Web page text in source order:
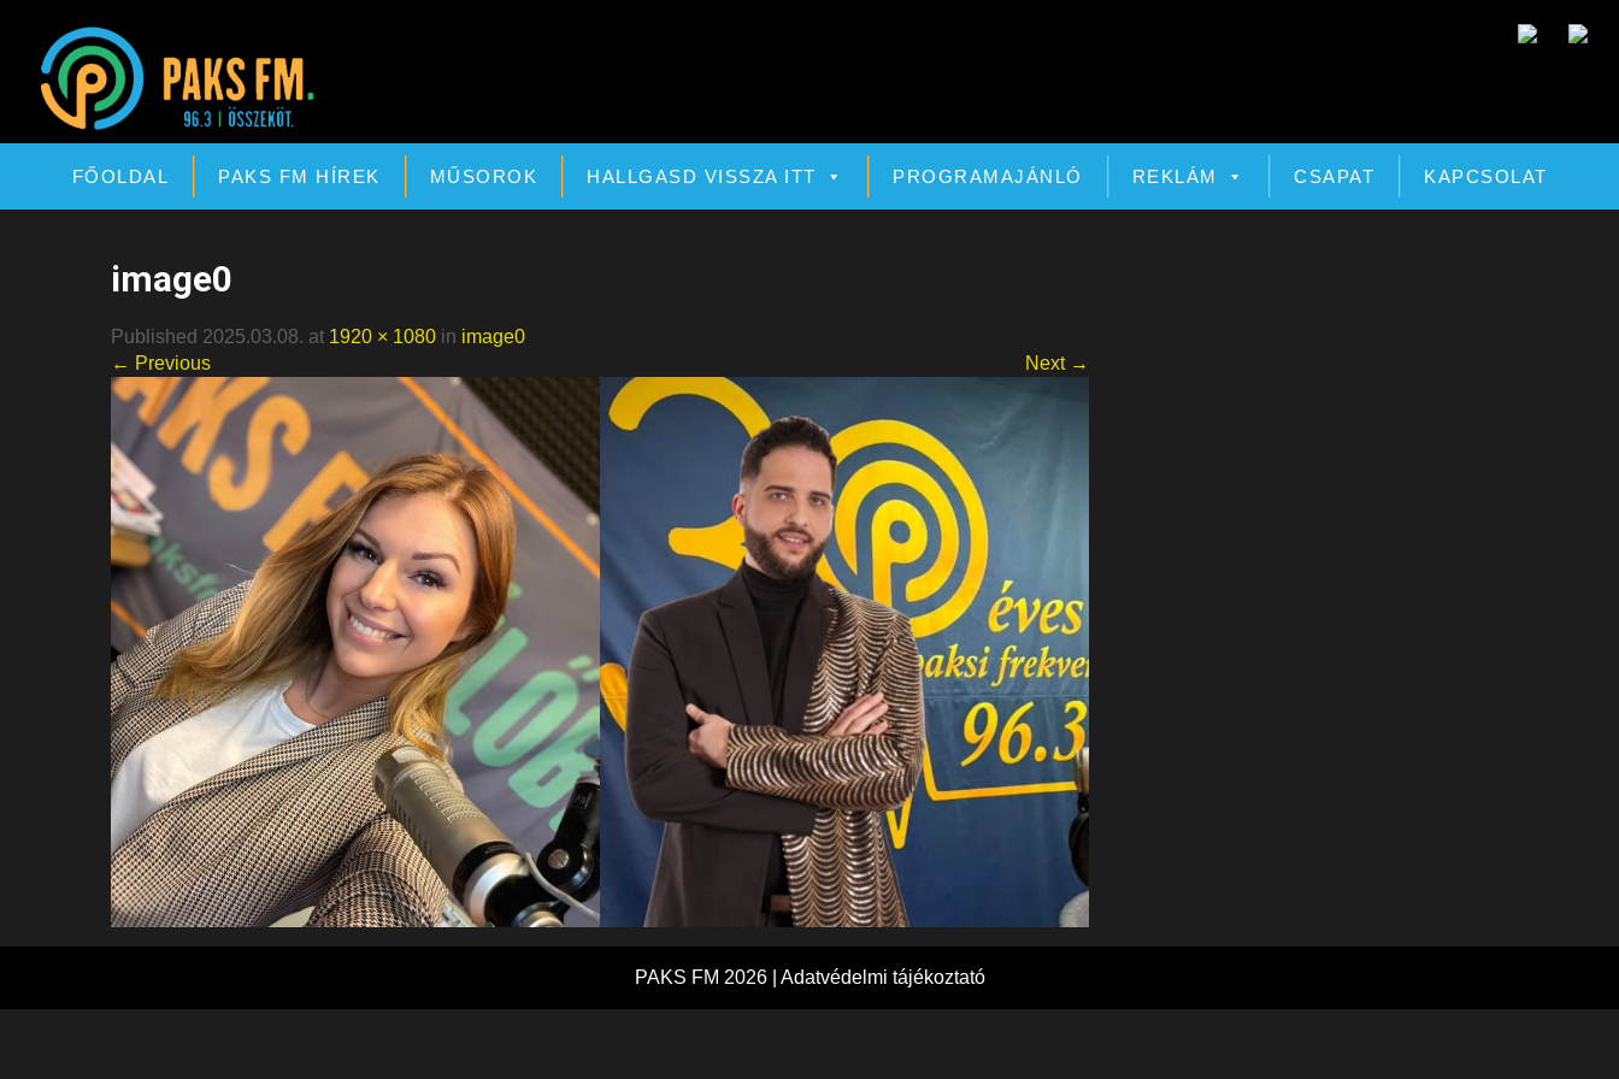
Paks FM
FŐOLDAL PAKS FM HÍREK MŰSOROK HALLGASD VISSZA ITT PROGRAMAJÁNLÓ REKLÁM CSAPAT KAPCSOLAT
image0
Published 2025.03.08. at 1920 × 1080 in image0
← Previous
Next →
PAKS FM 2026 | Adatvédelmi tájékoztató